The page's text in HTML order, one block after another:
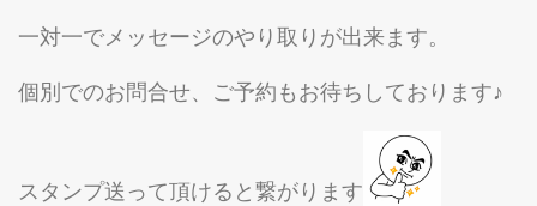
一対一でメッセージのやり取りが出来ます。
個別でのお問合せ、ご予約もお待ちしております♪
スタンプ送って頂けると繋がります